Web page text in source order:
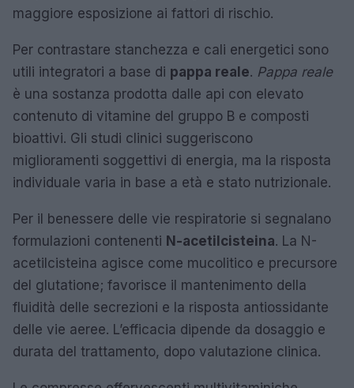
maggiore esposizione ai fattori di rischio.
Per contrastare stanchezza e cali energetici sono
utili integratori a base di pappa reale. Pappa reale
è una sostanza prodotta dalle api con elevato
contenuto di vitamine del gruppo B e composti
bioattivi. Gli studi clinici suggeriscono
miglioramenti soggettivi di energia, ma la risposta
individuale varia in base a età e stato nutrizionale.
Per il benessere delle vie respiratorie si segnalano
formulazioni contenenti N-acetilcisteina. La N-
acetilcisteina agisce come mucolitico e precursore
del glutatione; favorisce il mantenimento della
fluidità delle secrezioni e la risposta antiossidante
delle vie aeree. L’efficacia dipende da dosaggio e
durata del trattamento, dopo valutazione clinica.